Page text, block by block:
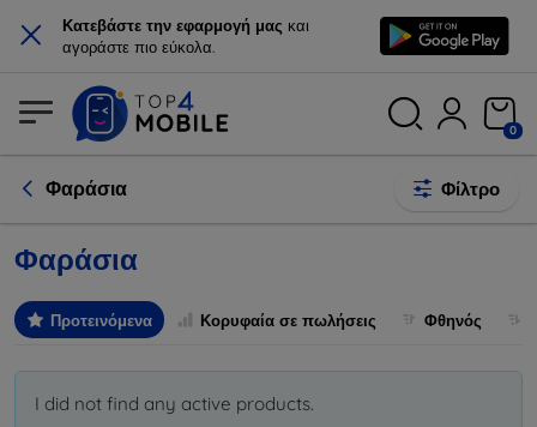
× Κατεβάστε την εφαρμογή μας και
αγοράστε πιο εύκολα.
0
Φαράσια Φίλτρο
Φαράσια
Προτεινόμενα Κορυφαία σε πωλήσεις Φθηνός
I did not find any active products.